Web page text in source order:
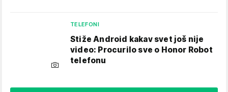
TELEFONI
Stiže Android kakav svet još nije
video: Procurilo sve o Honor Robot
telefonu